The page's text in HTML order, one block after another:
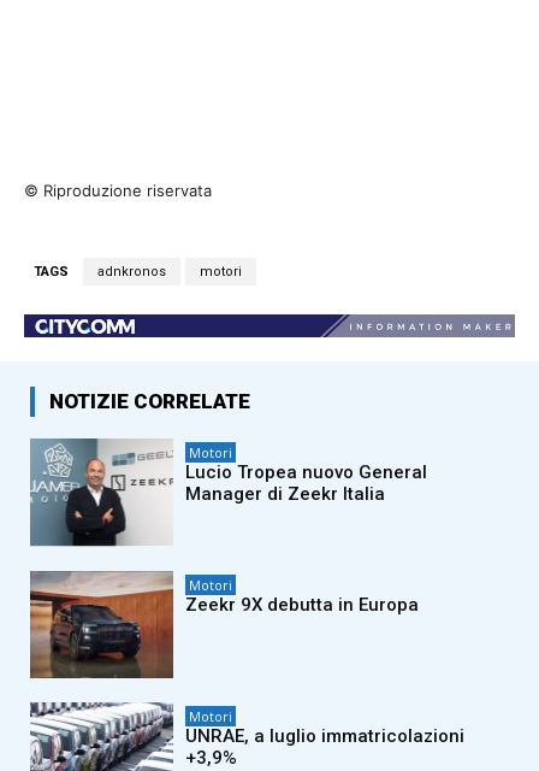
© Riproduzione riservata
TAGS adnkronos motori
NOTIZIE CORRELATE
Motori
Lucio Tropea nuovo General
Manager di Zeekr Italia
Motori
Zeekr 9X debutta in Europa
Motori
UNRAE, a luglio immatricolazioni
+3,9%